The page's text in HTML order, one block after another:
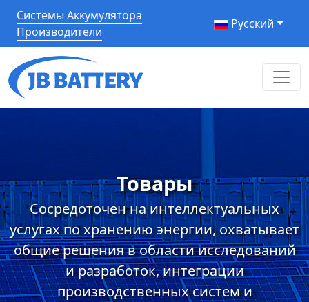
Системы Аккумулятора
Производители
Pусский
Товары
Сосредоточен на интеллектуальных
услугах по хранению энергии, охватывает
общие решения в области исследований
и разработок, интеграции
производственных систем и